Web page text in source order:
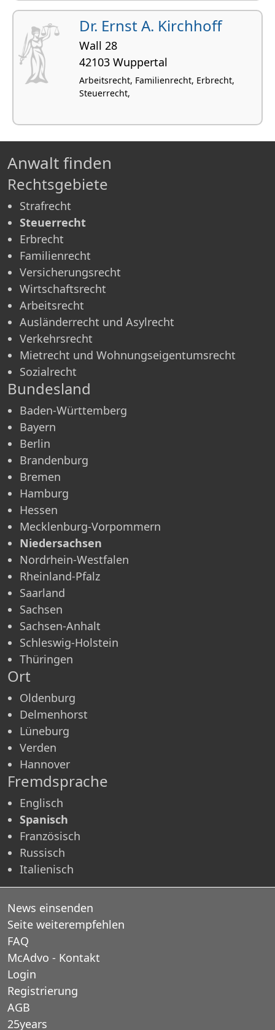
Dr. Ernst A. Kirchhoff
Wall 28
42103 Wuppertal
Arbeitsrecht, Familienrecht, Erbrecht,
Steuerrecht,
Anwalt finden
Rechtsgebiete
Strafrecht
Steuerrecht
Erbrecht
Familienrecht
Versicherungsrecht
Wirtschaftsrecht
Arbeitsrecht
Ausländerrecht und Asylrecht
Verkehrsrecht
Mietrecht und Wohnungseigentumsrecht
Sozialrecht
Bundesland
Baden-Württemberg
Bayern
Berlin
Brandenburg
Bremen
Hamburg
Hessen
Mecklenburg-Vorpommern
Niedersachsen
Nordrhein-Westfalen
Rheinland-Pfalz
Saarland
Sachsen
Sachsen-Anhalt
Schleswig-Holstein
Thüringen
Ort
Oldenburg
Delmenhorst
Lüneburg
Verden
Hannover
Fremdsprache
Englisch
Spanisch
Französisch
Russisch
Italienisch
News einsenden
Seite weiterempfehlen
FAQ
McAdvo - Kontakt
Login
Registrierung
AGB
25years